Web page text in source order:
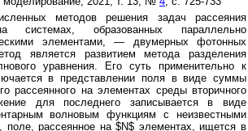
методов решения задач рассеяния
системах, образованных параллельно
элементами, — двумерных фотонных
является развитием метода разделения
уравнения. Его суть применительно к
в представлении поля в виде суммы
рассеянного на элементах среды вторичного
для последнего записывается в виде
волновым функциям с неизвестными
поле, рассеянное на $N$ элементах, ищется в